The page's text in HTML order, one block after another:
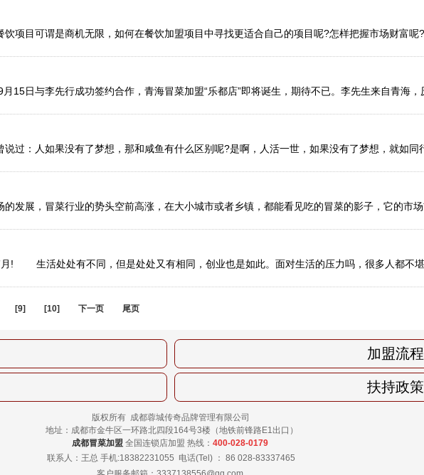
[9] [10] 下一页 尾页
加盟流程
扶持政策
版权所有 成都蓉城传奇品牌管理有限公司
地址：成都市金牛区一环路北四段164号3楼（地铁前锋路E1出口）
成都冒菜加盟 全国连锁店加盟 热线： 400-028-0179
联系人：王总 手机:18382231055 电话(Tel) ： 86 028-83337465